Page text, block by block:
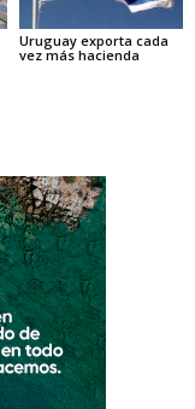
Uruguay exporta cada
vez más hacienda